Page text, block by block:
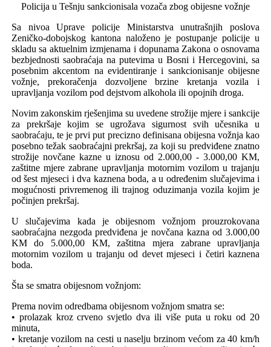
Policija u Tešnju sankcionisala vozača zbog obijesne vožnje
Sa nivoa Uprave policije Ministarstva unutrašnjih poslova
Zeničko-dobojskog kantona naloženo je postupanje policije u
skladu sa aktuelnim izmjenama i dopunama Zakona o osnovama
bezbjednosti saobraćaja na putevima u Bosni i Hercegovini,sa
posebnim akcentom na evidentiranje i sankcionisanje obijesne
vožnje, prekoračenja dozvoljene brzine kretanja vozila i
upravljanja vozilom pod dejstvom alkohola ili opojnih droga.
Novim zakonskim rješenjima su uvedene strožije mjere i sankcije
za prekršaje kojim se ugrožava sigurnost svih učesnika u
saobraćaju, te jeprvi put precizno definisana obijesna vožnja kao
posebno težak saobraćajni prekršaj, za koji su predviđene znatno
strožije novčane kazne u iznosu od 2.000,00 - 3.000,00 KM,
zaštitne mjere zabrane upravljanja motornim vozilom u trajanju
od šest mjeseci i dva kaznena boda, a u određenim slučajevima i
mogućnosti privremenog ili trajnog oduzimanja vozila kojim je
počinjen prekršaj.
U slučajevima kada je obijesnom vožnjom prouzrokovana
saobraćajna nezgoda predviđena je novčana kazna od 3.000,00
KM do 5.000,00 KM, zaštitna mjera zabrane upravljanja
motornim vozilom u trajanju od devet mjeseci i četiri kaznena
boda.
Šta se smatra obijesnom vožnjom:
Prema novim odredbama obijesnom vožnjom smatra se:
• prolazak kroz crveno svjetlo dva ili više puta u roku od 20
minuta,
• kretanje vozilom na cesti u naselju brzinom većom za 40 km/h